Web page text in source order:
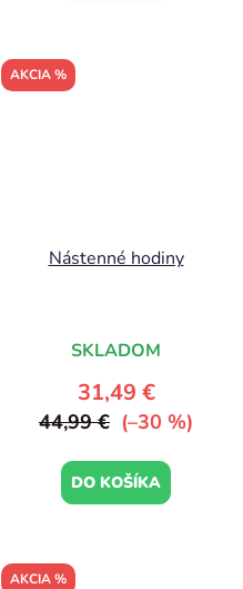
AKCIA %
Nástenné hodiny
SKLADOM
31,49 €
44,99 € (–30 %)
DO KOŠÍKA
AKCIA %